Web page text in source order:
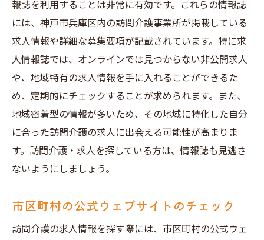
報誌を利用することは非常に有効です。これらの情報誌
には、神戸市兵庫区内の訪問介護事業所が掲載している
求人情報や詳細な募集要項が記載されています。特に求
人情報誌では、オンラインでは見つからない非公開求人
や、地域特有の求人情報を手に入れることができるた
め、定期的にチェックすることが求められます。また、
地域密着型の情報が多いため、その地域に特化した自分
に合った訪問介護の求人に出会える可能性が高まりま
す。訪問介護・求人を探している方は、情報誌も見逃さ
ないようにしましょう。
市区町村の公式ウェブサイトのチェック
訪問介護の求人情報を探す際には、市区町村の公式ウェ